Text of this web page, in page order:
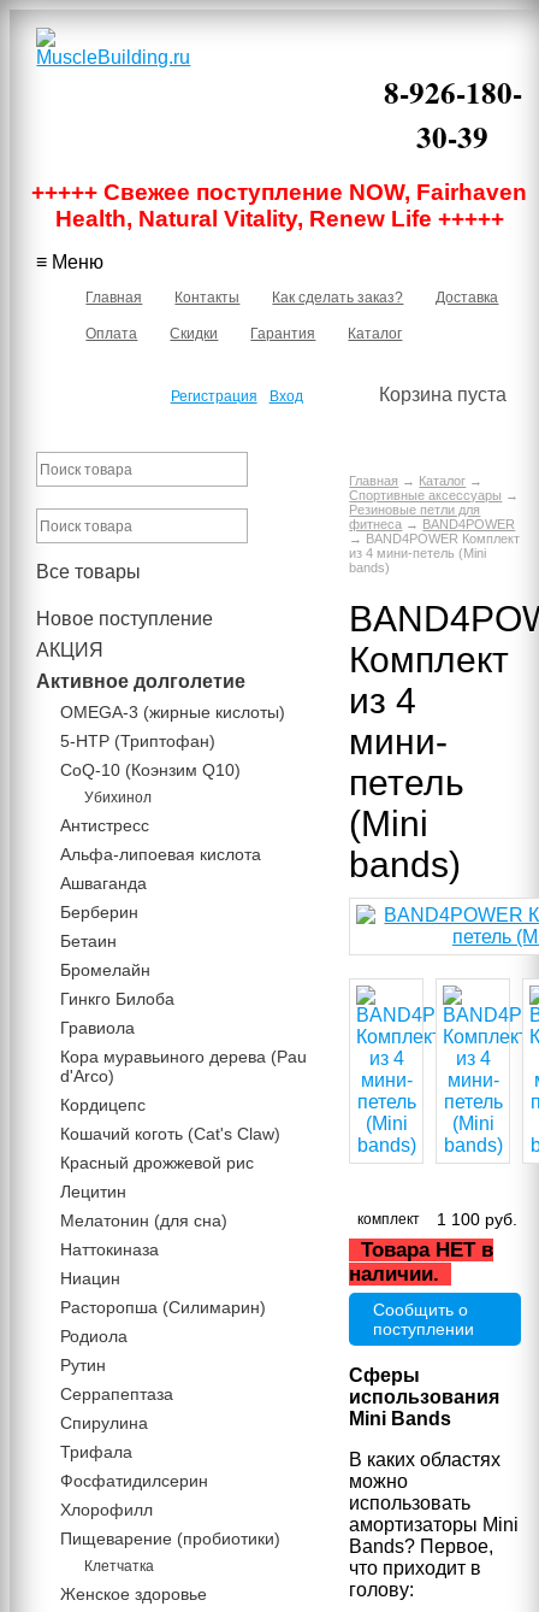
8-926-180-
30-39
Бауманская,
Нижняя
Красносельская
этаж, офис 219В
+++++ Свежее поступление NOW, Fairhaven
Health, Natural Vitality, Renew Life +++++
≡ Меню
Главная Контакты Как сделать заказ? Доставка
Оплата Скидки Гарантия Каталог
Корзина пуста
Регистрация Вход
Главная → Каталог →
Спортивные аксессуары →
Резиновые петли для
фитнеса → BAND4POWER
→ BAND4POWER Комплект
из 4 мини-петель (Mini
bands)
Комплект
из 4
мини-
петель
(Mini
bands)
комплект 1 100 руб.
Товара НЕТ в
наличии.
Сообщить о
поступлении
Сферы
использования
Mini Bands
В каких областях
можно
использовать
амортизаторы Mini
Bands? Первое,
что приходит в
голову:
Все товары
Новое поступление
АКЦИЯ
Активное долголетие
OMEGA-3 (жирные кислоты)
5-HTP (Триптофан)
CoQ-10 (Коэнзим Q10)
Убихинол
Антистресс
Альфа-липоевая кислота
Ашваганда
Берберин
Бетаин
Бромелайн
Гинкго Билоба
Гравиола
Кора муравьиного дерева (Pau
d'Arco)
Кордицепс
Кошачий коготь (Cat's Claw)
Красный дрожжевой рис
Лецитин
Мелатонин (для сна)
Наттокиназа
Ниацин
Расторопша (Силимарин)
Родиола
Рутин
Серрапептаза
Спирулина
Трифала
Фосфатидилсерин
Хлорофилл
Пищеварение (пробиотики)
Клетчатка
Женское здоровье